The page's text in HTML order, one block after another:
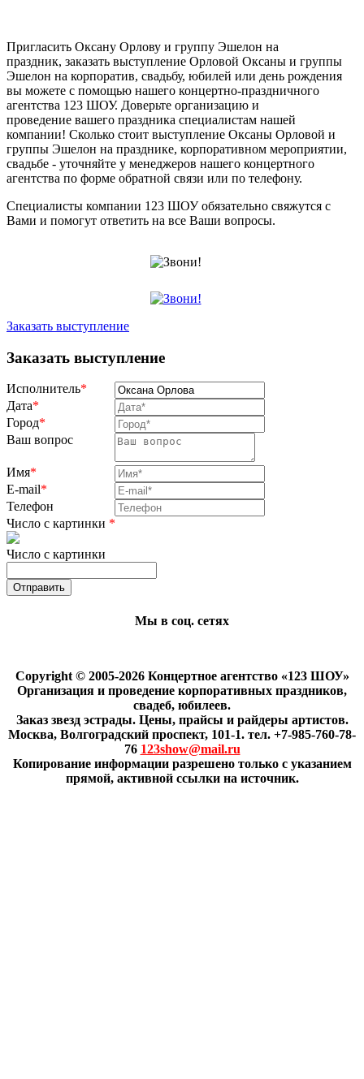
Пригласить Оксану Орлову и группу Эшелон на
праздник, заказать выступление Орловой Оксаны и группы
Эшелон на корпоратив, свадьбу, юбилей или день рождения
вы можете с помощью нашего концертно-праздничного
агентства 123 ШОУ. Доверьте организацию и
проведение вашего праздника специалистам нашей
компании! Сколько стоит выступление Оксаны Орловой и
группы Эшелон на празднике, корпоративном мероприятии,
свадьбе - уточняйте у менеджеров нашего концертного
агентства по форме обратной связи или по телефону.
Специалисты компании 123 ШОУ обязательно свяжутся с
Вами и помогут ответить на все Ваши вопросы.
Заказать выступление
Заказать выступление
Исполнитель*
Дата*
Город*
Ваш вопрос
Имя*
E-mail*
Телефон
Число с картинки *
Число с картинки
Мы в соц. сетях
Copyright © 2005-2026 Концертное агентство «123 ШОУ»
Организация и проведение корпоративных праздников,
свадеб, юбилеев.
Заказ звезд эстрады. Цены, прайсы и райдеры артистов.
Москва, Волгоградский проспект, 101-1. тел. +7-985-760-78-
76 123show@mail.ru
Копирование информации разрешено только с указанием
прямой, активной ссылки на источник.